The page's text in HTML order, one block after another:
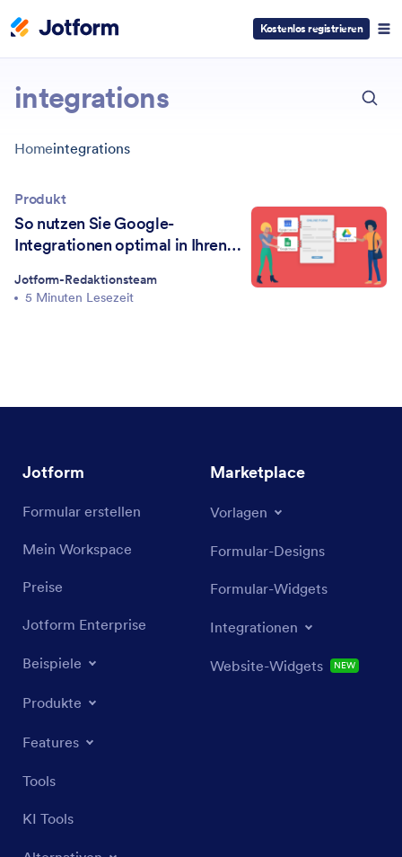
Kostenlos registrieren
integrations
Homeintegrations
Produkt
So nutzen Sie Google-
Integrationen optimal in Ihren
Jotform-Redaktionsteam
5 Minuten Lesezeit
ESC
Jotform
Formular erstellen
Mein Workspace
Preise
Jotform Enterprise
Beispiele
Produkte
Features
Tools
KI Tools
Marketplace
Vorlagen
Formular-Designs
Formular-Widgets
Integrationen
Website-Widgets NEW